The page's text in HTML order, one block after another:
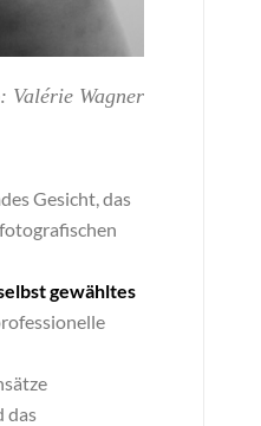
Valérie Wagner
Gesicht, das
gewähltes
das